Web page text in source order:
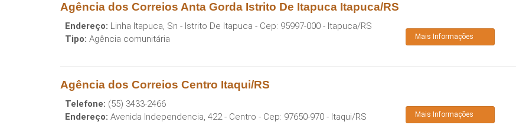
Agência dos Correios Anta Gorda Istrito De Itapuca Itapuca/RS
Endereço: Linha Itapuca, Sn - Istrito De Itapuca - Cep: 95997-000 - Itapuca/RS
Tipo: Agência comunitária Mais Informações
Agência dos Correios Centro Itaqui/RS
Telefone: (55) 3433-2466
Endereço: Avenida Independencia, 422 - Centro - Cep: 97650-970 - Itaqui/RS Mais Informações